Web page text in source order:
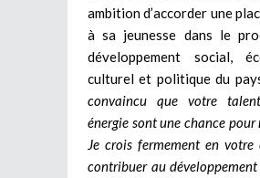
ambition d’accorder une
à sa jeunesse dans le
développement social,
culturel et politique du
convaincu que votre
énergie sont une chance pour
Je crois fermement en votre
contribuer au